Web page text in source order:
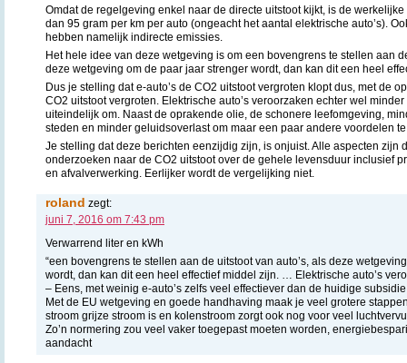
Omdat de regelgeving enkel naar de directe uitstoot kijkt, is de
dan 95 gram per km per auto (ongeacht het aantal elektrische auto’s).
hebben namelijk indirecte emissies.
Het hele idee van deze wetgeving is om een bovengrens te stellen aan
deze wetgeving om de paar jaar strenger wordt, dan kan dit een heel
Dus je stelling dat e-auto’s de CO2 uitstoot vergroten klopt dus, met de
CO2 uitstoot vergroten. Elektrische auto’s veroorzaken echter wel
uiteindelijk om. Naast de oprakende olie, de schonere leefomgeving,
steden en minder geluidsoverlast om maar een paar andere voordelen
Je stelling dat deze berichten eenzijdig zijn, is onjuist. Alle aspecten zijn
onderzoeken naar de CO2 uitstoot over de gehele levensduur inclusief
en afvalverwerking. Eerlijker wordt de vergelijking niet.
roland zegt:
juni 7, 2016 om 7:43 pm
Verwarrend liter en kWh
“een bovengrens te stellen aan de uitstoot van auto’s, als deze
wordt, dan kan dit een heel effectief middel zijn. … Elektrische auto’s
– Eens, met weinig e-auto’s zelfs veel effectiever dan de huidige
Met de EU wetgeving en goede handhaving maak je veel grotere
stroom grijze stroom is en kolenstroom zorgt ook nog voor veel
Zo’n normering zou veel vaker toegepast moeten worden,
aandacht